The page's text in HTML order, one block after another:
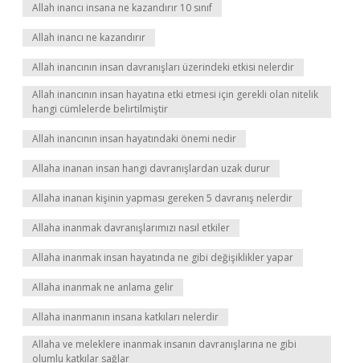
Allah inancı insana ne kazandırır 10 sınıf
Allah inancı ne kazandırır
Allah inancının insan davranışları üzerindeki etkisi nelerdir
Allah inancının insan hayatına etki etmesi için gerekli olan nitelik
hangi cümlelerde belirtilmiştir
Allah inancının insan hayatındaki önemi nedir
Allaha inanan insan hangi davranışlardan uzak durur
Allaha inanan kişinin yapması gereken 5 davranış nelerdir
Allaha inanmak davranışlarımızı nasıl etkiler
Allaha inanmak insan hayatında ne gibi değişiklikler yapar
Allaha inanmak ne anlama gelir
Allaha inanmanın insana katkıları nelerdir
Allaha ve meleklere inanmak insanın davranışlarına ne gibi
olumlu katkılar sağlar